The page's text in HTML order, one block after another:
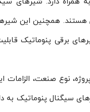
همچنین این
نوع صنعت،
سیگنال پنوماتیک